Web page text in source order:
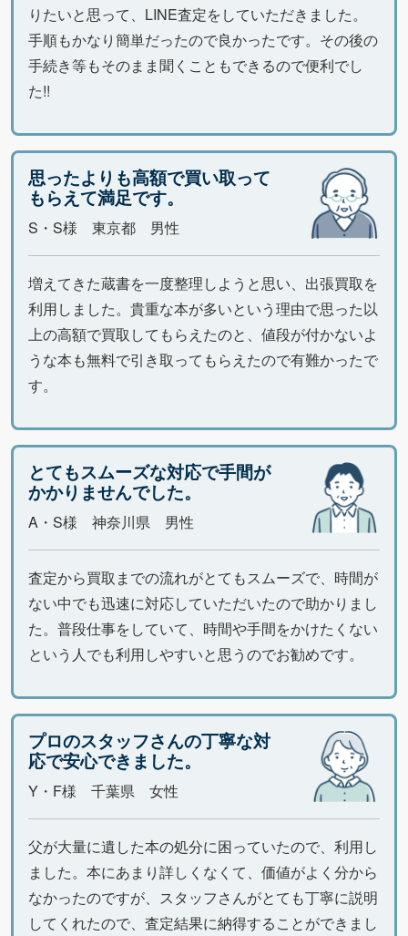
りたいと思って、LINE査定をしていただきました。
手順もかなり簡単だったので良かったです。その後の
手続き等もそのまま聞くこともできるので便利でし
た!!
思ったよりも高額で買い取って
もらえて満足です。
S・S様 東京都 男性
増えてきた蔵書を一度整理しようと思い、出張買取を
利用しました。貴重な本が多いという理由で思った以
上の高額で買取してもらえたのと、値段が付かないよ
うな本も無料で引き取ってもらえたので有難かったで
す。
とてもスムーズな対応で手間が
かかりませんでした。
A・S様 神奈川県 男性
査定から買取までの流れがとてもスムーズで、時間が
ない中でも迅速に対応していただいたので助かりまし
た。普段仕事をしていて、時間や手間をかけたくない
という人でも利用しやすいと思うのでお勧めです。
プロのスタッフさんの丁寧な対
応で安心できました。
Y・F様 千葉県 女性
父が大量に遺した本の処分に困っていたので、利用し
ました。本にあまり詳しくなくて、価値がよく分から
なかったのですが、スタッフさんがとても丁寧に説明
してくれたので、査定結果に納得することができまし